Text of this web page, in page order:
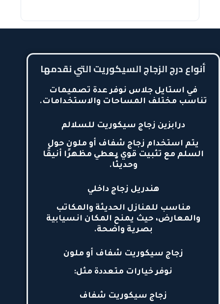
أنواع درج الزجاج السيكوريت التي نقدمها
في استايل جلاس نوفر عدة تصميمات
تناسب مختلف المساحات والاستخدامات.
درابزين زجاج سيكوريت للسلالم
يتم استخدام زجاج شفاف أو ملون حول
السلم مع تثبيت قوي يعطي مظهرًا أنيقًا
وحديثًا.
هندريل زجاج داخلي
مناسب للمنازل الحديثة والمكاتب
والمعارض، حيث يمنح المكان انسيابية
بصرية واضحة.
زجاج سيكوريت شفاف أو ملون
نوفر خيارات متعددة مثل:
زجاج سيكوريت شفاف